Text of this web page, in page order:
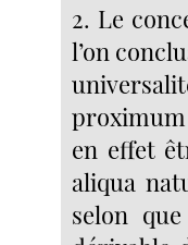
2. Le
l’on
en effet
aliqua
selon